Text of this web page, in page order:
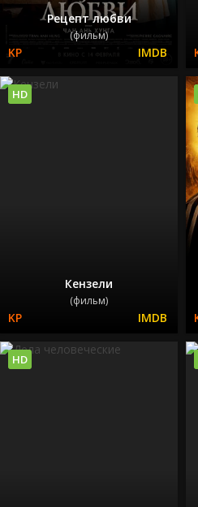
Рецепт любви
(фильм)
Кензели
(фильм)
HD
HD